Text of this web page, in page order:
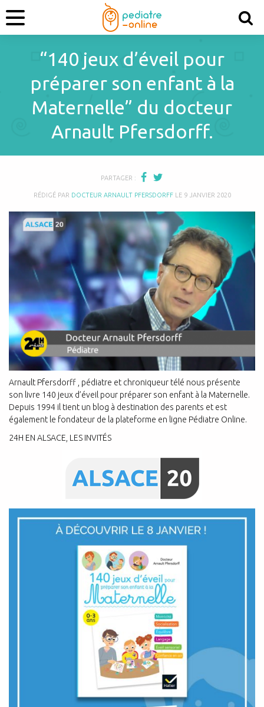
“140 jeux d’éveil pour
préparer son enfant à la
Maternelle” du docteur
Arnault Pfersdorff.
PARTAGER :
RÉDIGÉ PAR DOCTEUR ARNAULT PFERSDORFFLE 9 JANVIER 2020
Arnault Pfersdorff , pédiatre et chroniqueur télé nous présente
son livre 140 jeux d’éveil pour préparer son enfant à la Maternelle.
Depuis 1994 il tient un blog à destination des parents et est
également le fondateur de la plateforme en ligne Pédiatre Online.
24H EN ALSACE, LES INVITÉS